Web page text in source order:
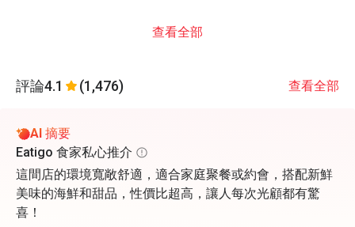
查看全部
評論4.1 (1,476) 查看全部
AI 摘要
Eatigo 食家私心推介
這間店的環境寬敞舒適，適合家庭聚餐或約會，搭配新鮮
美味的海鮮和甜品，性價比超高，讓人每次光顧都有驚
喜！